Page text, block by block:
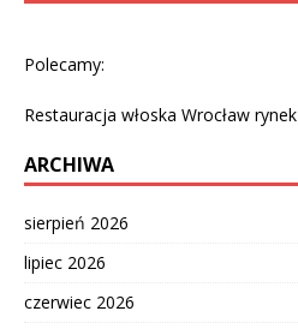
Polecamy:
Restauracja włoska Wrocław rynek
ARCHIWA
sierpień 2026
lipiec 2026
czerwiec 2026